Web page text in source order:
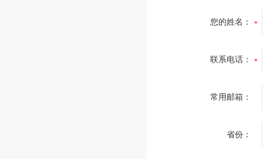
您的姓名：
联系电话：
常用邮箱：
省份：